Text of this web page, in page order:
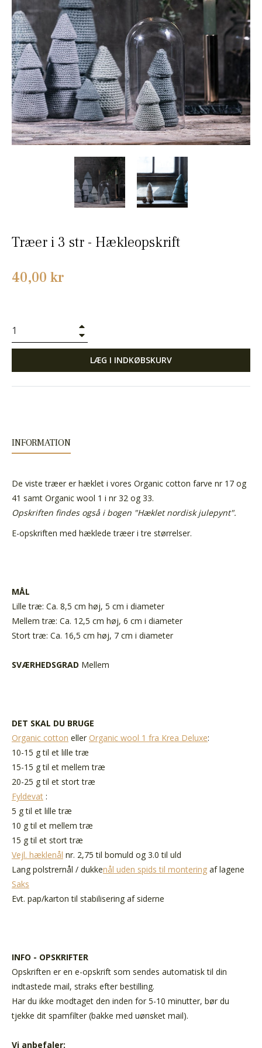
Træer i 3 str - Hækleopskrift
Normalpris
40,00 kr
LÆG I INDKØBSKURV
INFORMATION
De viste træer er hæklet i vores Organic cotton farve nr 17 og
41 samt Organic wool 1 i nr 32 og 33.
Opskriften findes også i bogen "Hæklet nordisk julepynt".
E-opskriften med hæklede træer i tre størrelser.
MÅL
Lille træ: Ca. 8,5 cm høj, 5 cm i diameter
Mellem træ: Ca. 12,5 cm høj, 6 cm i diameter
Stort træ: Ca. 16,5 cm høj, 7 cm i diameter
SVÆRHEDSGRAD Mellem
DET SKAL DU BRUGE
Organic cotton eller Organic wool 1 fra Krea Deluxe:
10-15 g til et lille træ
15-15 g til et mellem træ
20-25 g til et stort træ
Fyldevat :
5 g til et lille træ
10 g til et mellem træ
15 g til et stort træ
Vejl. hæklenål nr. 2,75 til bomuld og 3.0 til uld
Lang polstrernål / dukkenål uden spids til montering af lagene
Saks
Evt. pap/karton til stabilisering af siderne
INFO - OPSKRIFTER
Opskriften er en e-opskrift som sendes automatisk til din
indtastede mail, straks efter bestilling.
Har du ikke modtaget den inden for 5-10 minutter, bør du
tjekke dit spamfilter (bakke med uønsket mail).
Vi anbefaler: